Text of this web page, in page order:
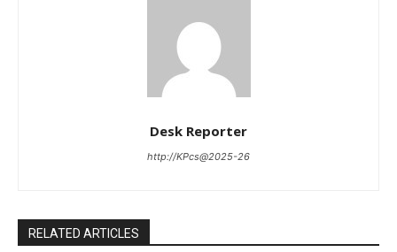
Desk Reporter
http://KPcs@2025-26
RELATED ARTICLES